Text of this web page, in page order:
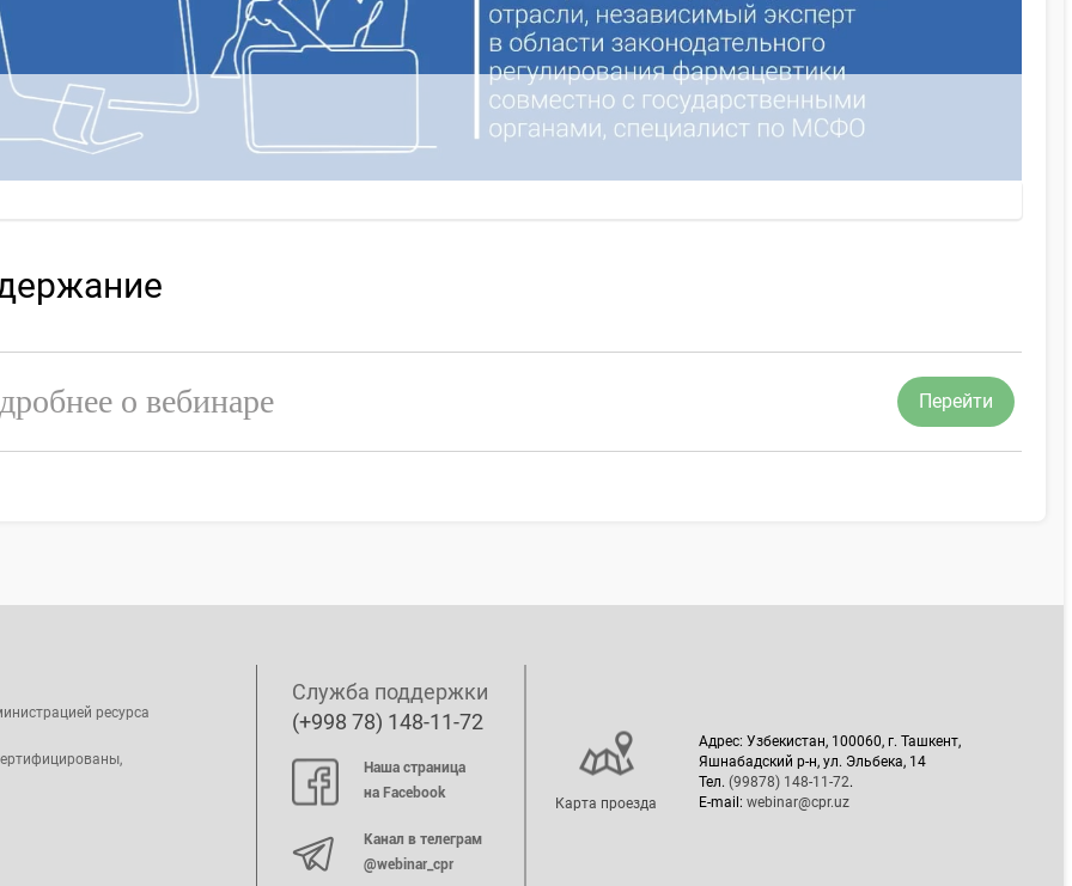
о вебинаре Перейти
ресурса
Служба поддержки
(+998 78) 148-11-72
Наша страница
на Facebook
Канал в телеграм
@webinar_cpr
Карта проезда
Адрес: Узбекистан, 100060, г. Ташкент,
Яшнабадский р-н, ул. Эльбека, 14
Тел. (99878) 148-11-72.
E-mail: webinar@cpr.uz